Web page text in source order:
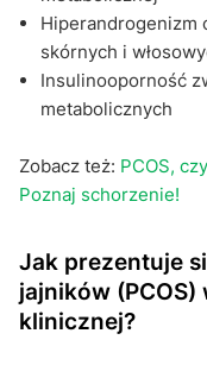
Hiperandrogenizm
skórnych i
Insulinooporność
metabolicznych
Zobacz też: PCOS,
Poznaj schorzenie!
Jak prezentuje
jajników
klinicznej?